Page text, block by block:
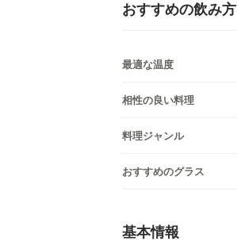
おすすめの飲み方
最適な温度
相性の良い料理
料理ジャンル
おすすめのグラス
基本情報